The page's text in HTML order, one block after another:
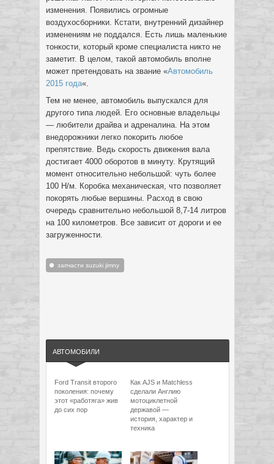
изменения. Появились огромные
воздухосборники. Кстати, внутренний дизайнер
изменениям не поддался. Есть лишь маленькие
тонкости, который кроме специалиста никто не
заметит. В целом, такой автомобиль вполне
может претендовать на звание «Автомобиль
2015 года«.
Тем не менее, автомобиль выпускался для
другого типа людей. Его основные владельцы
— любители драйва и адреналина. На этом
внедорожники легко покорить любое
препятствие. Ведь скорость движения вала
достигает 4000 оборотов в минуту. Крутящий
момент относительно небольшой: чуть более
100 Н/м. Коробка механическая, что позволяет
покорять любые вершины. Расход в свою
очередь сравнительно небольшой 8,7-14 литров
на 100 километров. Все зависит от дороги и ее
загруженности.
запчасти suzuki jimny
АВТОМОБИЛИ
Ford Transit второго
поколения: почему
этот «работяга» жив
до сих пор
Как AJS и Matchless
сделали Англию
мотоциклетной
державой —
история, характер и
техника